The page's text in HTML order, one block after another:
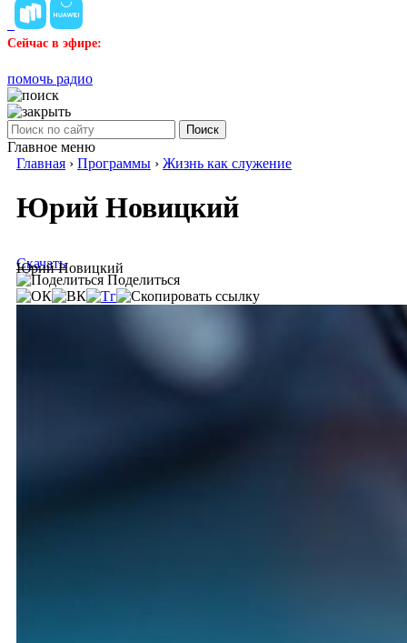
Сейчас в эфире:
помочь радио
Поиск
Главное меню
Главная › Программы › Жизнь как служение
Юрий Новицкий
Юрий Новицкий
Скачать
Поделиться